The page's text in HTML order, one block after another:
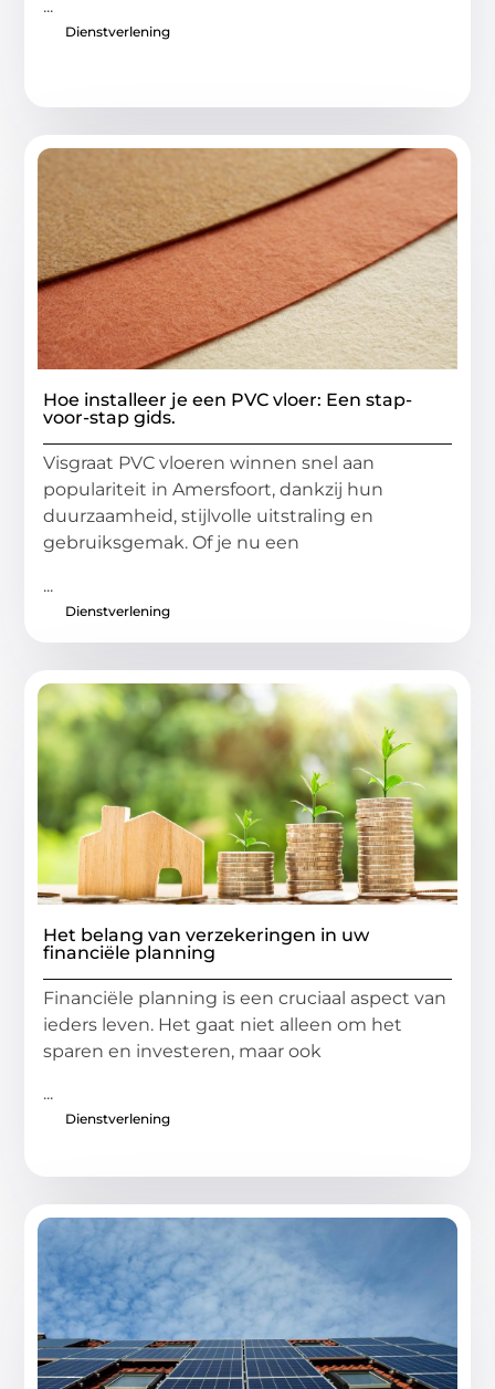
...
Dienstverlening
Hoe installeer je een PVC vloer: Een stap-
voor-stap gids.
Visgraat PVC vloeren winnen snel aan
populariteit in Amersfoort, dankzij hun
duurzaamheid, stijlvolle uitstraling en
gebruiksgemak. Of je nu een
...
Dienstverlening
Het belang van verzekeringen in uw
financiële planning
Financiële planning is een cruciaal aspect van
ieders leven. Het gaat niet alleen om het
sparen en investeren, maar ook
...
Dienstverlening